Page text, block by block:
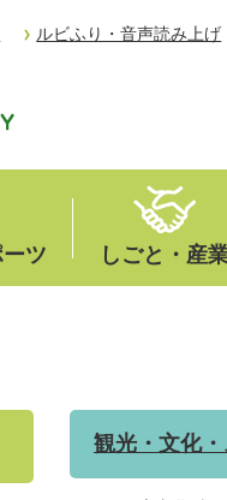
ルビふり・音声読み上げ
ツ しごと・産
観光・文化